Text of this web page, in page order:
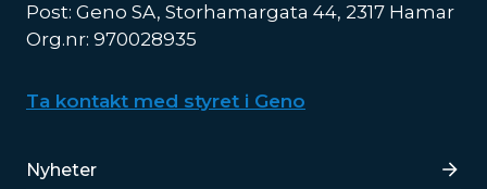
Post: Geno SA, Storhamargata 44, 2317 Hamar
Org.nr: 970028935
Ta kontakt med styret i Geno
Lenker
Nyheter